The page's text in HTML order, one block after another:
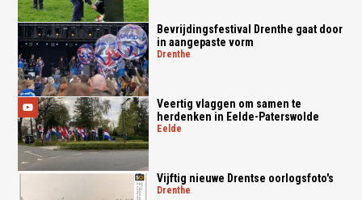
Bevrijdingsfestival Drenthe gaat door
in aangepaste vorm
drenthe
Veertig vlaggen om samen te
herdenken in Eelde-Paterswolde
eelde
Vijftig nieuwe Drentse oorlogsfoto's
drenthe